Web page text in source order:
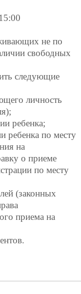
не по
свободных
следующие
личность
ребенка;
ребенка по месту
на
о приеме
по месту
(законных
приема на